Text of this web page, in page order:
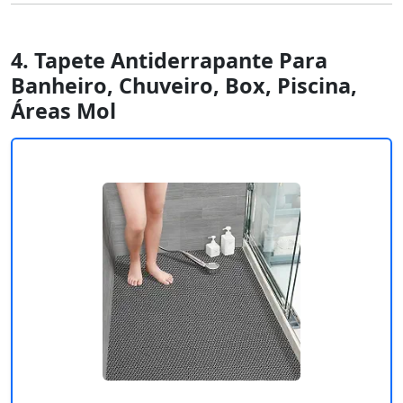
4. Tapete Antiderrapante Para
Banheiro, Chuveiro, Box, Piscina,
Áreas Mol